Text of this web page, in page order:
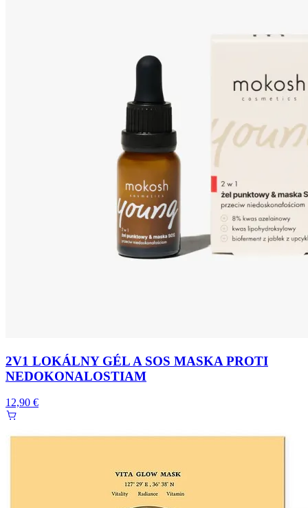
2V1 LOKÁLNY GÉL A SOS MASKA PROTI
NEDOKONALOSTIAM
12,90 €